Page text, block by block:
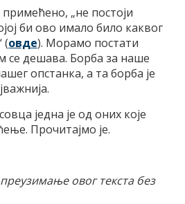
„не постоји
би ово имало било каквог
(овде). Морамо постати
се дешава. Борба за наше
опстанка, а та борба је
једна је од оних које
Прочитајмо је.
овог текста без